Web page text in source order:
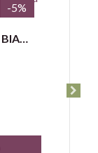
-5%
GIRALDI & GIRALDI ARINTHA BIANCO CALABRIA IGP